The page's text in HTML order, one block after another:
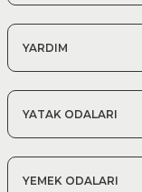
YARDIM
YATAK ODALARI
YEMEK ODALARI